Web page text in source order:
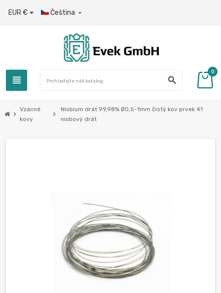
EUR € Čeština 
view_headline search
0
chevron_right
Vzácné
kovy
chevron_right
Niobium drát 99,98% Ø0,5-1mm čistý kov prvek 41
niobový drát